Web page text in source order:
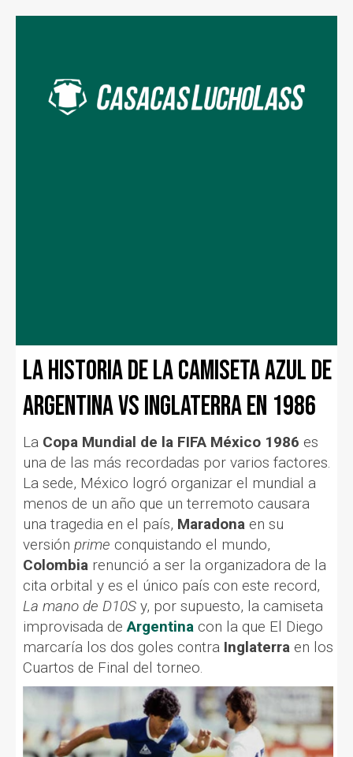
La historia de la camiseta azul de
Argentina vs Inglaterra en 1986
La Copa Mundial de la FIFA México 1986 es
una de las más recordadas por varios factores.
La sede, México logró organizar el mundial a
menos de un año que un terremoto causara
una tragedia en el país, Maradona en su
versión prime conquistando el mundo,
Colombia renunció a ser la organizadora de la
cita orbital y es el único país con este record,
La mano de D10S y, por supuesto, la camiseta
improvisada deArgentina con la que El Diego
marcaría los dos goles contra Inglaterra en los
Cuartos de Final del torneo.